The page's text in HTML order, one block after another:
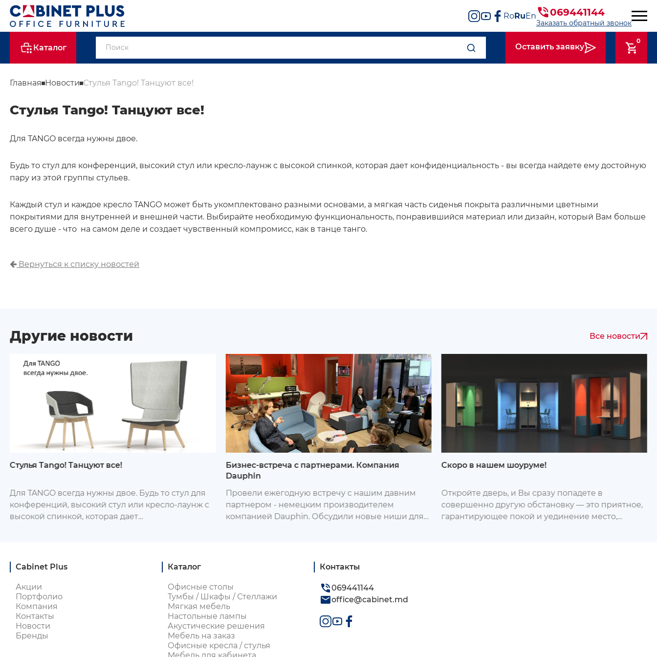
RoRuEn 069441144
Заказать обратный звонок
Каталог Оставить заявку
0
Главная Новости Стулья Tango! Танцуют все!
Стулья Tango! Танцуют все!
Для TANGO всегда нужны двое.
Будь то стул для конференций, высокий стул или кресло-лаунж с высокой спинкой, которая дает конфиденциальность - вы всегда найдете ему достойную
пару из этой группы стульев.
Каждый стул и каждое кресло TANGO может быть укомплектовано разными основами, а мягкая часть сиденья покрыта различными цветными
покрытиями для внутренней и внешней части. Выбирайте необходимую функциональность, понравившийся материал или дизайн, который Вам больше
всего душе - что на самом деле и создает чувственный компромисс, как в танце танго.
Вернуться к списку новостей
Другие новости Все новости
Стулья Tango! Танцуют все!
Для TANGO всегда нужны двое. Будь то стул для
конференций, высокий стул или кресло-лаунж с
высокой спинкой, которая дает
Бизнес-встреча с партнерами. Компания
Dauphin
Провели ежегодную встречу с нашим давним
партнером - немецким производителем
компанией Dauphin. Обсудили новые ниши для
Скоро в нашем шоуруме!
Откройте дверь, и Вы сразу попадете в
совершенно другую обстановку — это приятное,
гарантирующее покой и уединение место,
Cabinet Plus
Акции
Портфолио
Компания
Контакты
Новости
Бренды
Каталог
Офисные столы
Тумбы / Шкафы / Стеллажи
Мягкая мебель
Настольные лампы
Акустические решения
Мебель на заказ
Офисные кресла / стулья
Контакты
069441144
office@cabinet.md